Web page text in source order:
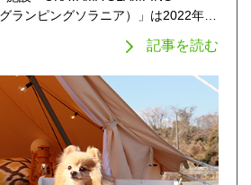
ランピングソラニア）」は2022年…
記事を読む